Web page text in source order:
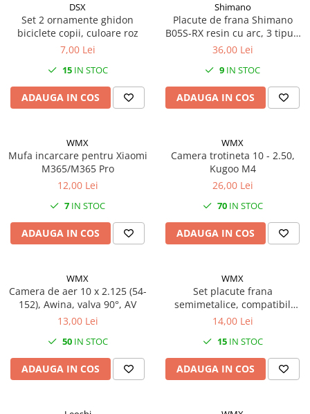
DSX
Set 2 ornamente ghidon
biciclete copii, culoare roz
7,00 Lei
15IN STOC
ADAUGA IN COS
Shimano
Placute de frana Shimano
B05S-RX resin cu arc, 3 tipuri
de split pin
36,00 Lei
9 IN STOC
ADAUGA IN COS
WMX
Mufa incarcare pentru Xiaomi
M365/M365 Pro
12,00 Lei
7 IN STOC
ADAUGA IN COS
WMX
Camera trotineta 10 - 2.50,
Kugoo M4
26,00 Lei
70IN STOC
ADAUGA IN COS
WMX
Camera de aer 10 x 2.125 (54-
152), Awina, valva 90°, AV
13,00 Lei
50IN STOC
ADAUGA IN COS
WMX
Set placute frana
semimetalice, compatibil
Shimano Deore LX BR-
07
14,00 Lei
15IN STOC
ADAUGA IN COS